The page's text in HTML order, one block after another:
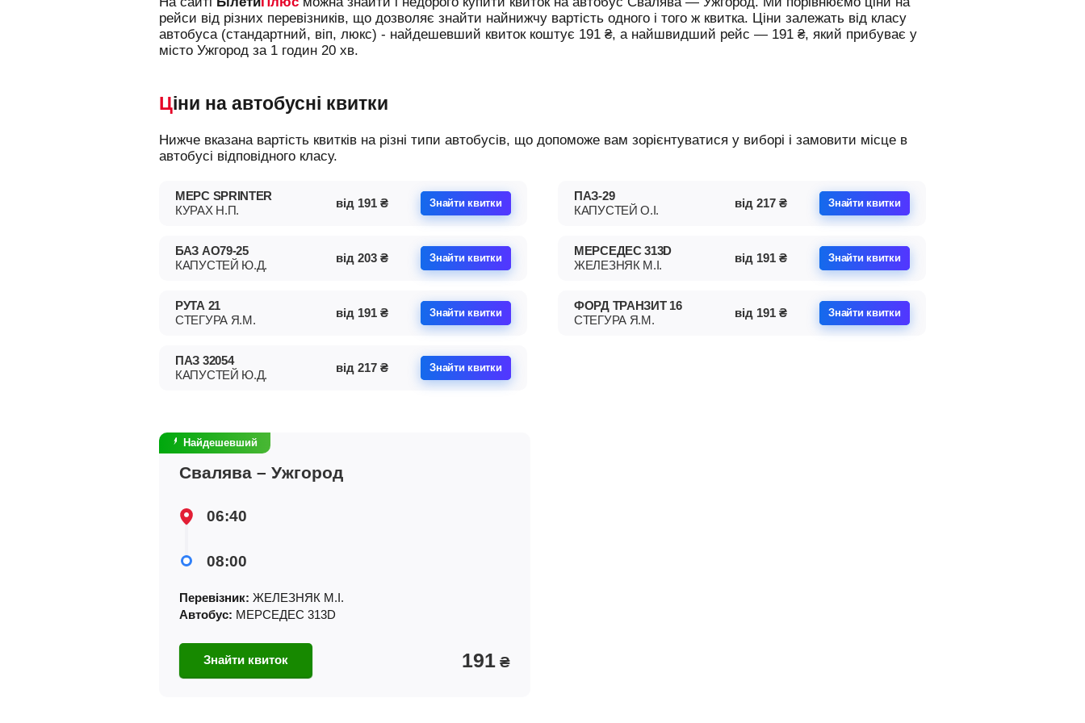
рейси від різних перевізників, що дозволяє знайти найнижчу вартість одного і того ж квитка. Ціни залежать від класу
автобуса (стандартний, віп, люкс) - найдешевший квиток коштує 191 ₴, а найшвидший рейс — 191 ₴, який прибуває у
місто Ужгород за 1 годин 20 хв.
Ціни на автобусні квитки
Нижче вказана вартість квитків на різні типи автобусів, що допоможе вам зорієнтуватися у виборі і замовити місце в
автобусі відповідного класу.
МЕРС SPRINTER
КУРАХ Н.П.
від 191 ₴ Знайти квитки
РУТА 21
СТЕГУРА Я.М.
від 191 ₴ Знайти квитки
ПАЗ-29
КАПУСТЕЙ О.І.
від 217 ₴ Знайти квитки
ФОРД ТРАНЗИТ 16
СТЕГУРА Я.М.
від 191 ₴ Знайти квитки
БАЗ АО79-25
КАПУСТЕЙ Ю.Д.
від 203 ₴ Знайти квитки
ПАЗ 32054
КАПУСТЕЙ Ю.Д.
від 217 ₴ Знайти квитки
МЕРСЕДЕС 313D
ЖЕЛЕЗНЯК М.І.
від 191 ₴ Знайти квитки
Найдешевший
Свалява – Ужгород
06:40
08:00
Перевізник: ЖЕЛЕЗНЯК М.І.
Автобус: МЕРСЕДЕС 313D
Знайти квиток 191 ₴